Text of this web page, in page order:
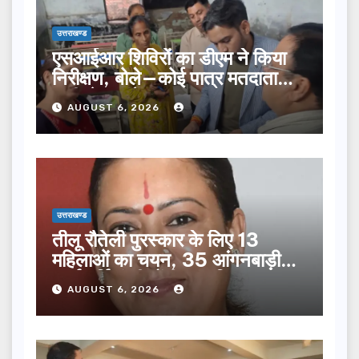
उत्तराखण्ड
एसआईआर शिविरों का डीएम ने किया
निरीक्षण, बोले—कोई पात्र मतदाता
सूची से न छूटे…
AUGUST 6, 2026
उत्तराखण्ड
तीलू रौतेली पुरस्कार के लिए 13
महिलाओं का चयन, 35 आंगनबाड़ी
कार्यकर्तियां भी होंगी सम्मानित…
AUGUST 6, 2026